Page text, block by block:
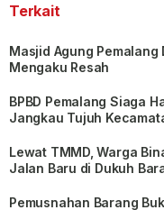
Terkait
Masjid Agung
Mengaku Resah
BPBD Pemalang Siaga
Jangkau Tujuh
Lewat TMMD, Warga
Jalan Baru di Dukuh
Pemusnahan Barang